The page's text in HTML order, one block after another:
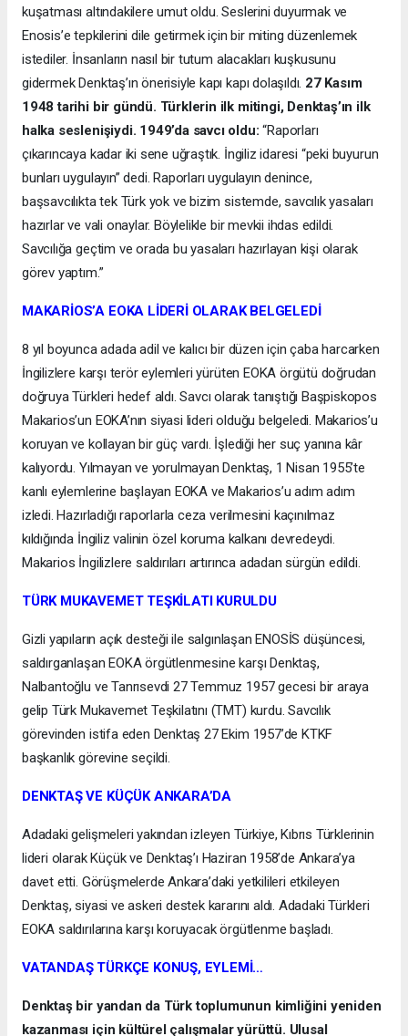
kuşatması altındakilere umut oldu. Seslerini duyurmak ve
Enosis’e tepkilerini dile getirmek için bir miting düzenlemek
istediler. İnsanların nasıl bir tutum alacakları kuşkusunu
gidermek Denktaş’ın önerisiyle kapı kapı dolaşıldı. 27 Kasım
1948 tarihi bir gündü. Türklerin ilk mitingi, Denktaş’ın ilk
halka seslenişiydi. 1949’da savcı oldu:“Raporları
çıkarıncaya kadar iki sene uğraştık. İngiliz idaresi “peki buyurun
bunları uygulayın” dedi. Raporları uygulayın denince,
başsavcılıkta tek Türk yok ve bizim sistemde, savcılık yasaları
hazırlar ve vali onaylar. Böylelikle bir mevkii ihdas edildi.
Savcılığa geçtim ve orada bu yasaları hazırlayan kişi olarak
görev yaptım.”
MAKARİOS’A EOKA LİDERİ OLARAK BELGELEDİ
8 yıl boyunca adada adil ve kalıcı bir düzen için çaba harcarken
İngilizlere karşı terör eylemleri yürüten EOKA örgütü doğrudan
doğruya Türkleri hedef aldı. Savcı olarak tanıştığı Başpiskopos
Makarios’un EOKA’nın siyasi lideri olduğu belgeledi. Makarios’u
koruyan ve kollayan bir güç vardı. İşlediği her suç yanına kâr
kalıyordu. Yılmayan ve yorulmayan Denktaş, 1 Nisan 1955’te
kanlı eylemlerine başlayan EOKA ve Makarios’u adım adım
izledi. Hazırladığı raporlarla ceza verilmesini kaçınılmaz
kıldığında İngiliz valinin özel koruma kalkanı devredeydi.
Makarios İngilizlere saldırıları artırınca adadan sürgün edildi.
TÜRK MUKAVEMET TEŞKİLATI KURULDU
Gizli yapıların açık desteği ile salgınlaşan ENOSİS düşüncesi,
saldırganlaşan EOKA örgütlenmesine karşı Denktaş,
Nalbantoğlu ve Tanrısevdi 27 Temmuz 1957 gecesi bir araya
gelip Türk Mukavemet Teşkilatını (TMT) kurdu. Savcılık
görevinden istifa eden Denktaş 27 Ekim 1957’de KTKF
başkanlık görevine seçildi.
DENKTAŞ VE KÜÇÜK ANKARA’DA
Adadaki gelişmeleri yakından izleyen Türkiye, Kıbrıs Türklerinin
lideri olarak Küçük ve Denktaş’ı Haziran 1958’de Ankara’ya
davet etti. Görüşmelerde Ankara’daki yetkilileri etkileyen
Denktaş, siyasi ve askeri destek kararını aldı. Adadaki Türkleri
EOKA saldırılarına karşı koruyacak örgütlenme başladı.
VATANDAŞ TÜRKÇE KONUŞ, EYLEMİ…
Denktaş bir yandan da Türk toplumunun kimliğini yeniden
kazanması için kültürel çalışmalar yürüttü. Ulusal